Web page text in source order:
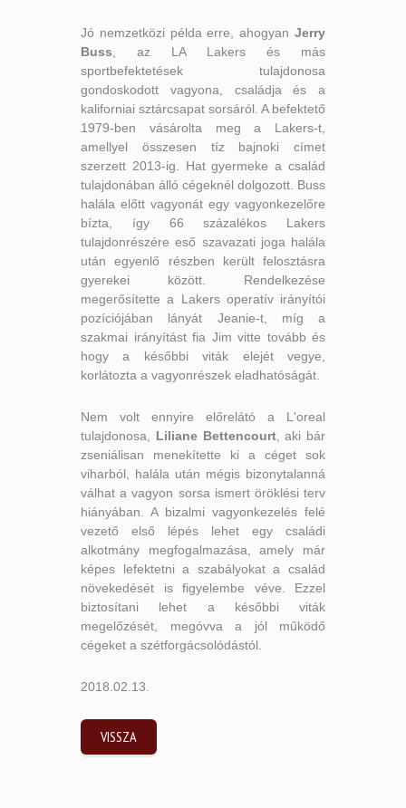
Jó nemzetközi példa erre, ahogyan Jerry
Buss , az LA Lakers és más
sportbefektetések tulajdonosa
gondoskodott vagyona, családja és a
kaliforniai sztárcsapat sorsáról. A befektető
1979-ben vásárolta meg a Lakers-t,
amellyel összesen tíz bajnoki címet
szerzett 2013-ig. Hat gyermeke a család
tulajdonában álló cégeknél dolgozott. Buss
halála előtt vagyonát egy vagyonkezelőre
bízta, így 66 százalékos Lakers
tulajdonrészére eső szavazati joga halála
után egyenlő részben került felosztásra
gyerekei között. Rendelkezése
megerősítette a Lakers operatív irányítói
pozíciójában lányát Jeanie-t, míg a
szakmai irányítást fia Jim vitte tovább és
hogy a későbbi viták elejét vegye,
korlátozta a vagyonrészek eladhatóságát.
Nem volt ennyire előrelátó a L'oreal
tulajdonosa, Liliane Bettencourt, aki bár
zseniálisan menekítette ki a céget sok
viharból, halála után mégis bizonytalanná
válhat a vagyon sorsa ismert öröklési terv
hiányában. A bizalmi vagyonkezelés felé
vezető első lépés lehet egy családi
alkotmány megfogalmazása, amely már
képes lefektetni a szabályokat a család
növekedését is figyelembe véve. Ezzel
biztosítani lehet a későbbi viták
megelőzését, megóvva a jól működő
cégeket a szétforgácsolódástól.
2018.02.13.
VISSZA